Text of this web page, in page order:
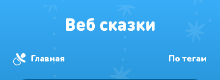
Главная По тегам